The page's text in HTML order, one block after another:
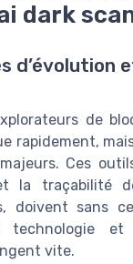
dark
d’évolution
de
rapidement,
Ces
la traçabilité
doivent sans
technologie
vite.